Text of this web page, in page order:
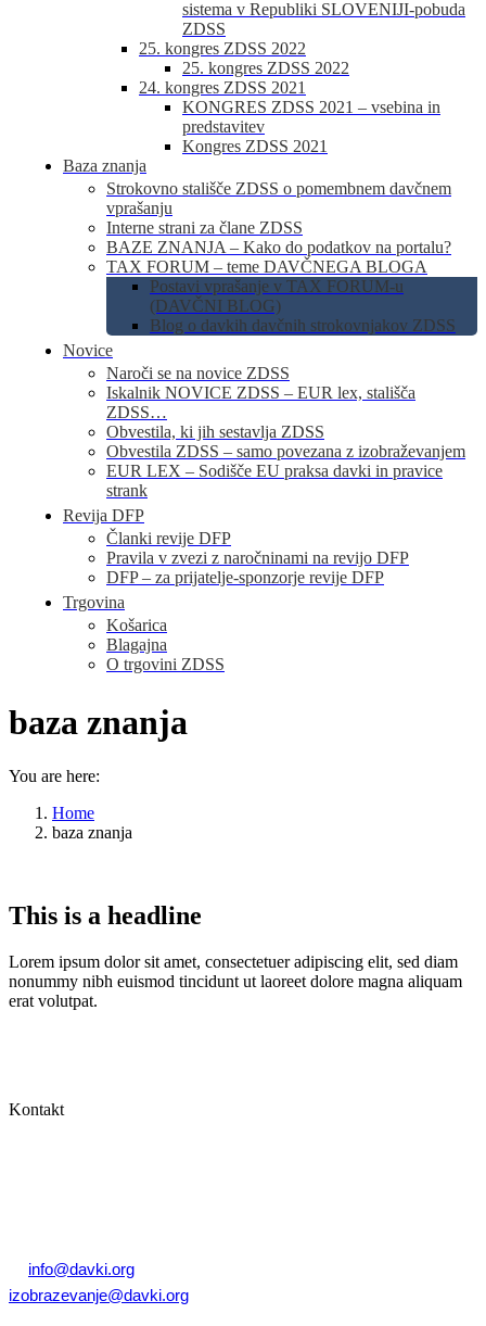
sistema v Republiki SLOVENIJI-pobuda
ZDSS
25. kongres ZDSS 2022
25. kongres ZDSS 2022
24. kongres ZDSS 2021
KONGRES ZDSS 2021 – vsebina in
predstavitev
Kongres ZDSS 2021
Baza znanja
Strokovno stališče ZDSS o pomembnem davčnem
vprašanju
Interne strani za člane ZDSS
BAZE ZNANJA – Kako do podatkov na portalu?
TAX FORUM – teme DAVČNEGA BLOGA
Postavi vprašanje v TAX FORUM-u
(DAVČNI BLOG)
Blog o davkih davčnih strokovnjakov ZDSS
Novice
Naroči se na novice ZDSS
Iskalnik NOVICE ZDSS – EUR lex, stališča
ZDSS…
Obvestila, ki jih sestavlja ZDSS
Obvestila ZDSS – samo povezana z izobraževanjem
EUR LEX – Sodišče EU praksa davki in pravice
strank
Revija DFP
Članki revije DFP
Pravila v zvezi z naročninami na revijo DFP
DFP – za prijatelje-sponzorje revije DFP
Trgovina
Košarica
Blagajna
O trgovini ZDSS
baza znanja
You are here:
Home
baza znanja
This is a headline
Lorem ipsum dolor sit amet, consectetuer adipiscing elit, sed diam
nonummy nibh euismod tincidunt ut laoreet dolore magna aliquam
erat volutpat.
Kontakt
info@davki.org
izobrazevanje@davki.org